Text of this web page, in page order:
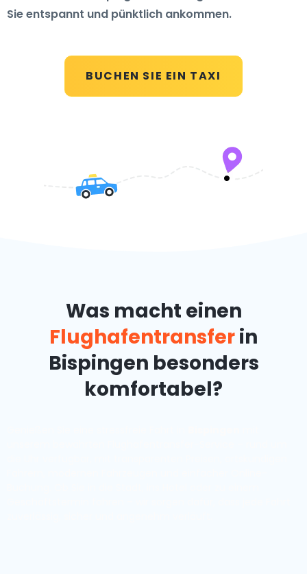
BUCHEN SIE EIN TAXI
Sie entspannt und pünktlich ankommen.
Was macht einen
Flughafentransferin
Bispingen besonders
komfortabel?